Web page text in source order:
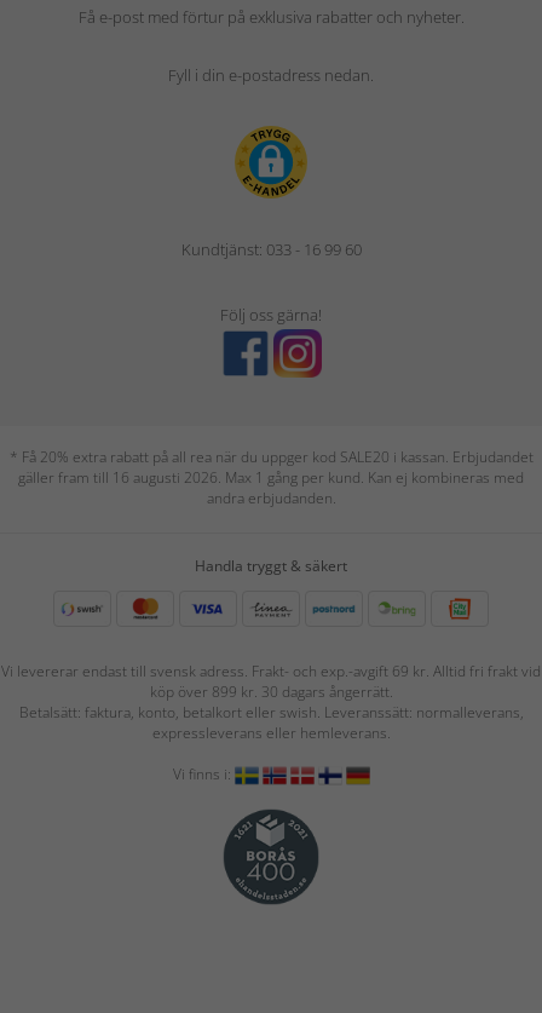
Få e-post med förtur på exklusiva rabatter och nyheter.
Fyll i din e-postadress nedan.
Kundtjänst: 033 - 16 99 60
Följ oss gärna!
* Få 20% extra rabatt på all rea när du uppger kod SALE20 i kassan. Erbjudandet
gäller fram till 16 augusti 2026. Max 1 gång per kund. Kan ej kombineras med
andra erbjudanden.
Handla tryggt & säkert
Vi levererar endast till svensk adress. Frakt- och exp.-avgift 69 kr. Alltid fri frakt vid
köp över 899 kr. 30 dagars ångerrätt.
Betalsätt: faktura, konto, betalkort eller swish. Leveranssätt: normalleverans,
expressleverans eller hemleverans.
Vi finns i: